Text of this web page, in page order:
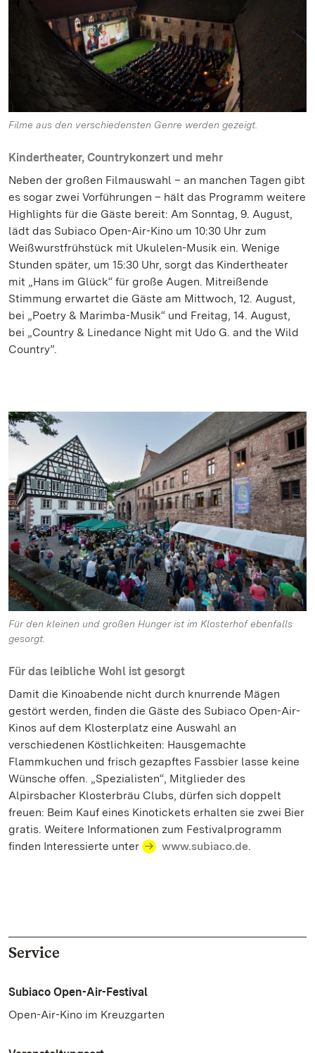
Filme aus den verschiedensten Genre werden gezeigt.
Kindertheater, Countrykonzert und mehr
Neben der großen Filmauswahl – an manchen Tagen gibt
es sogar zwei Vorführungen – hält das Programm weitere
Highlights für die Gäste bereit: Am Sonntag, 9. August,
lädt das Subiaco Open-Air-Kino um 10:30 Uhr zum
Weißwurstfrühstück mit Ukulelen-Musik ein. Wenige
Stunden später, um 15:30 Uhr, sorgt das Kindertheater
mit „Hans im Glück“ für große Augen. Mitreißende
Stimmung erwartet die Gäste am Mittwoch, 12. August,
bei „Poetry & Marimba-Musik“ und Freitag, 14. August,
bei „Country & Linedance Night mit Udo G. and the Wild
Country”.
Für den kleinen und großen Hunger ist im Klosterhof ebenfalls
gesorgt.
Für das leibliche Wohl ist gesorgt
Damit die Kinoabende nicht durch knurrende Mägen
gestört werden, finden die Gäste des Subiaco Open-Air-
Kinos auf dem Klosterplatz eine Auswahl an
verschiedenen Köstlichkeiten: Hausgemachte
Flammkuchen und frisch gezapftes Fassbier lasse keine
Wünsche offen. „Spezialisten“, Mitglieder des
Alpirsbacher Klosterbräu Clubs, dürfen sich doppelt
freuen: Beim Kauf eines Kinotickets erhalten sie zwei Bier
gratis. Weitere Informationen zum Festivalprogramm
finden Interessierte unter
www.subiaco.de.
Service
Subiaco Open-Air-Festival
Open-Air-Kino im Kreuzgarten